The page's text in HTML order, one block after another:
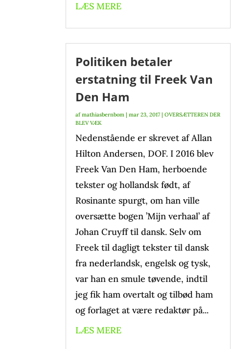
LÆS MERE
Politiken betaler
erstatning til Freek Van
Den Ham
afmathiasbernbom |mar 23, 2017 |OVERSÆTTEREN DER
BLEV VÆK
Nedenstående er skrevet af Allan
Hilton Andersen, DOF. I 2016 blev
Freek Van Den Ham, herboende
tekster og hollandsk født, af
Rosinante spurgt, om han ville
oversætte bogen ’Mijn verhaal’ af
Johan Cruyff til dansk. Selv om
Freek til dagligt tekster til dansk
fra nederlandsk, engelsk og tysk,
var han en smule tøvende, indtil
jeg fik ham overtalt og tilbød ham
og forlaget at være redaktør på...
LÆS MERE